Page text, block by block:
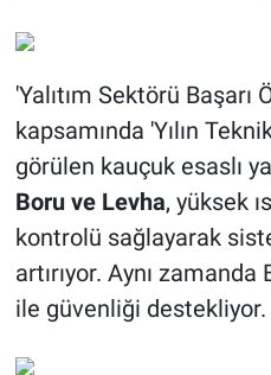
'Yalıtım Sektörü Başarı
kapsamında 'Yılın
görülen kauçuk esaslı
Boru ve Levha, yüksek
kontrolü sağlayarak
artırıyor. Aynı zamanda
ile güvenliği destekliyor.